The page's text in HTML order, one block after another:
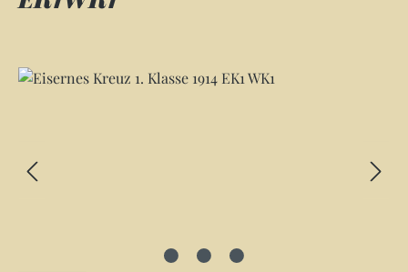
Bildergalerie überspringen